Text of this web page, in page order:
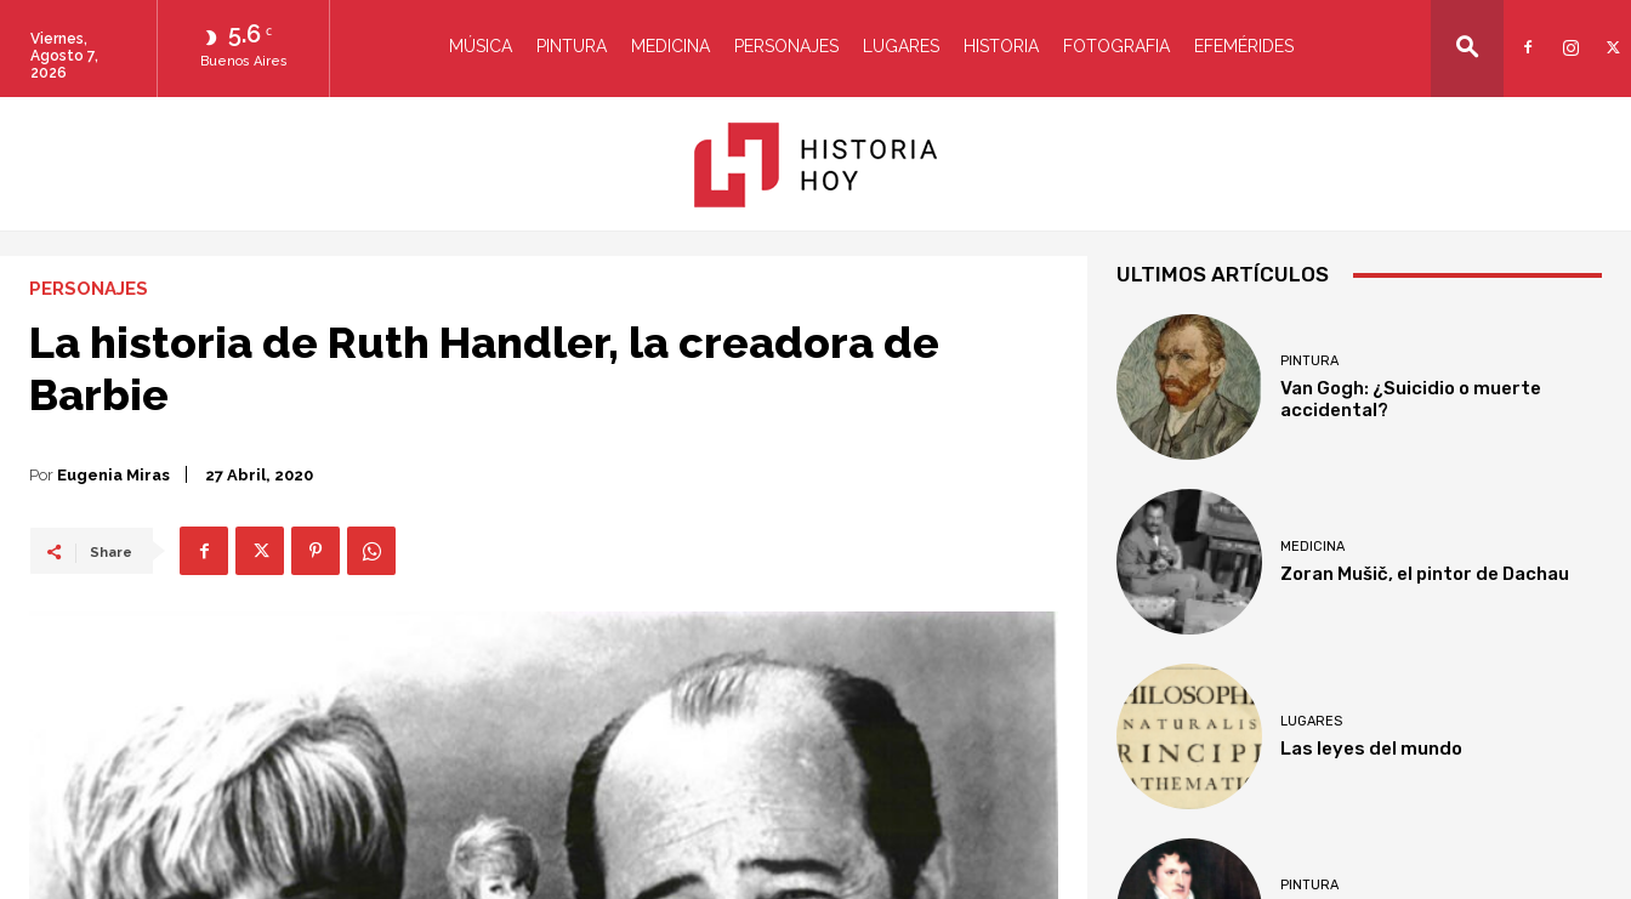
5.6 C
Buenos Aires
Viernes,
Agosto 7,
2026
MÚSICA PINTURA MEDICINA PERSONAJES LUGARES HISTORIA FOTOGRAFIA EFEMÉRIDES
PERSONAJES
La historia de Ruth Handler, la creadora de
Barbie
Por Eugenia Miras 27 Abril, 2020
Share
ULTIMOS ARTÍCULOS
PINTURA
Van Gogh: ¿Suicidio o muerte
accidental?
MEDICINA
Zoran Mušič, el pintor de Dachau
LUGARES
Las leyes del mundo
PINTURA